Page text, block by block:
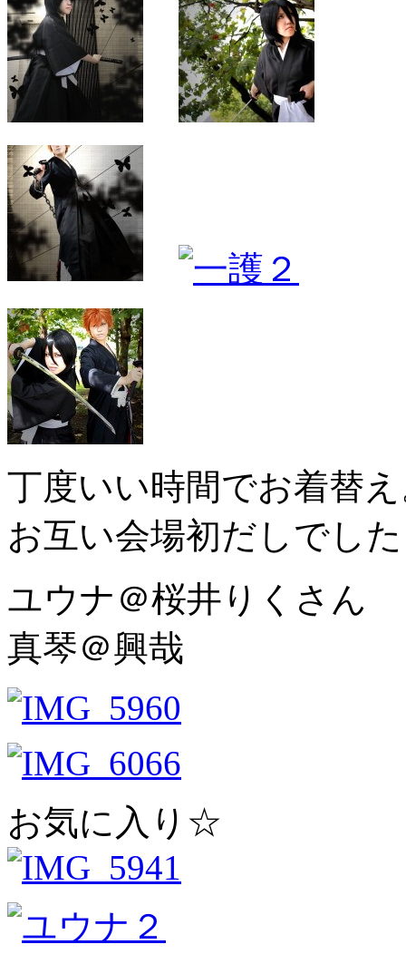
丁度いい時間でお着替
お互い会場初だしでし
ユウナ＠桜井りくさん
真琴＠興哉
お気に入り☆